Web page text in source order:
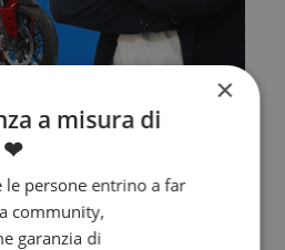
×
a misura di
❤
le persone entrino a far
community,
garanzia di